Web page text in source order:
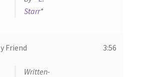
Starr*
Friend
Written-
3:56